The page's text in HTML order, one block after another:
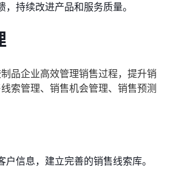
，持续改进产品和服务质量。
品企业高效管理销售过程，提升销
索管理、销售机会管理、销售预测
户信息，建立完善的销售线索库。